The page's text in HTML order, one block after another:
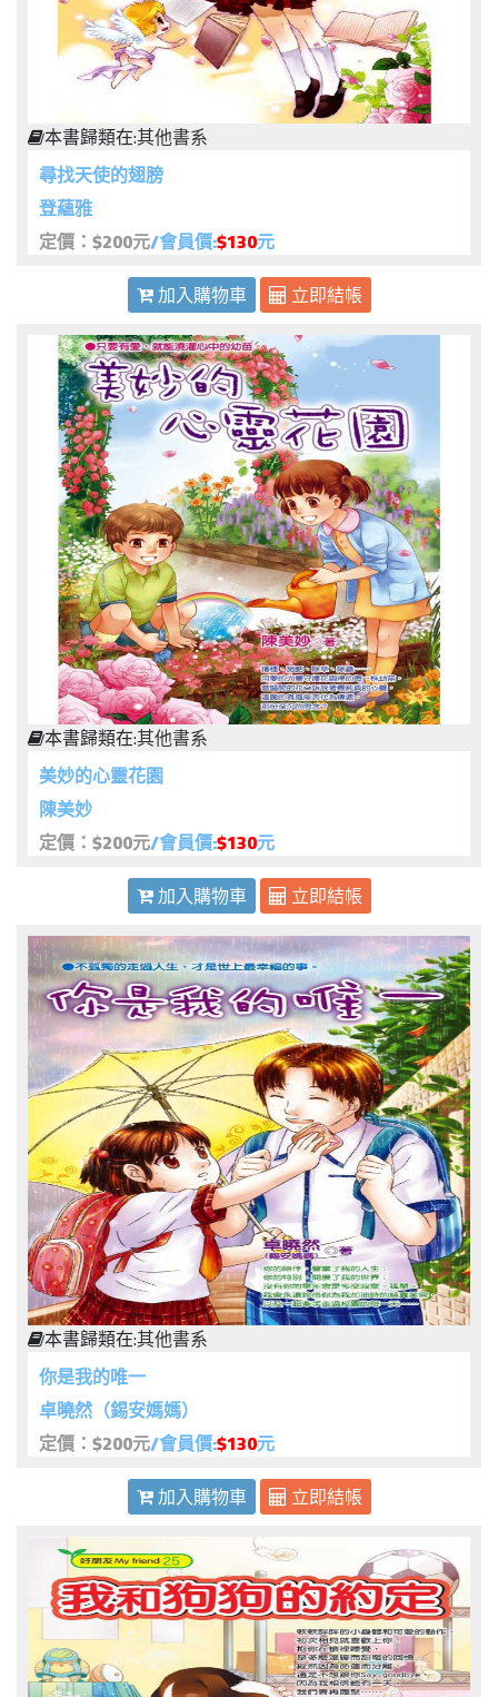
本書歸類在:其他書系
尋找天使的翅膀
登蘊雅
定價：$200元/會員價:$130元
加入購物車
立即結帳
本書歸類在:其他書系
美妙的心靈花園
陳美妙
定價：$200元/會員價:$130元
加入購物車
立即結帳
本書歸類在:其他書系
你是我的唯一
卓曉然（錫安媽媽）
定價：$200元/會員價:$130元
加入購物車
立即結帳